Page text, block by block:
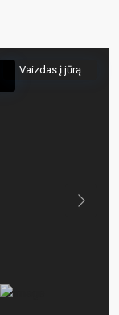
Vaizdas į jūrą